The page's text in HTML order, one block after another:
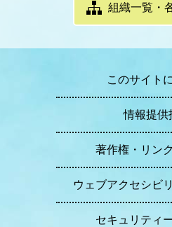
組織一覧・
このサイト
情報提供
著作権・リン
ウェブアクセシビ
セキュリティ